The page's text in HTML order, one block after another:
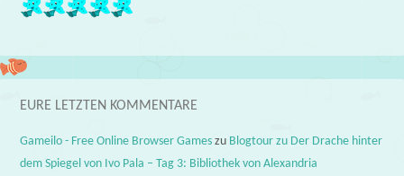
EURE LETZTEN KOMMENTARE
Gameilo - Free Online Browser Games zu Blogtour zu Der Drache hinter
dem Spiegel von Ivo Pala – Tag 3: Bibliothek von Alexandria